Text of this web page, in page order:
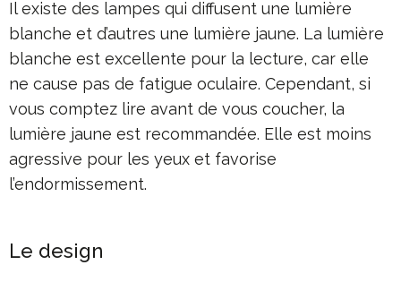
Il existe des lampes qui diffusent une lumière
blanche et d’autres une lumière jaune. La lumière
blanche est excellente pour la lecture, car elle
ne cause pas de fatigue oculaire. Cependant, si
vous comptez lire avant de vous coucher, la
lumière jaune est recommandée. Elle est moins
agressive pour les yeux et favorise
l’endormissement.
Le design